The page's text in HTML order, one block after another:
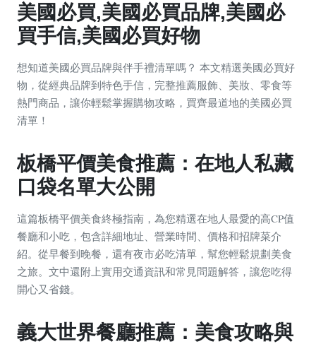
美國必買,美國必買品牌,美國必
買手信,美國必買好物
想知道美國必買品牌與伴手禮清單嗎？ 本文精選美國必買好
物，從經典品牌到特色手信，完整推薦服飾、美妝、零食等
熱門商品，讓你輕鬆掌握購物攻略，買齊最道地的美國必買
清單！
板橋平價美食推薦：在地人私藏
口袋名單大公開
這篇板橋平價美食終極指南，為您精選在地人最愛的高CP值
餐廳和小吃，包含詳細地址、營業時間、價格和招牌菜介
紹。從早餐到晚餐，還有夜市必吃清單，幫您輕鬆規劃美食
之旅。文中還附上實用交通資訊和常見問題解答，讓您吃得
開心又省錢。
義大世界餐廳推薦：美食攻略與